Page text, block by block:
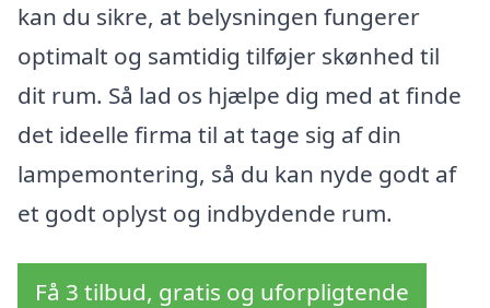
kan du sikre, at belysningen fungerer
optimalt og samtidig tilføjer skønhed til
dit rum. Så lad os hjælpe dig med at finde
det ideelle firma til at tage sig af din
lampemontering, så du kan nyde godt af
et godt oplyst og indbydende rum.
Få 3 tilbud, gratis og uforpligtende